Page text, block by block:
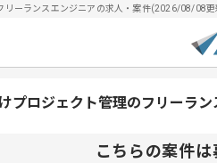
リーランスエンジニアの求人・案件(2026/08/08
プロジェクト管理のフリーラ
こちらの案件